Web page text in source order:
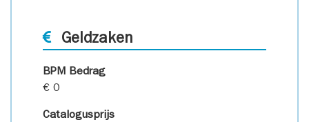
Geldzaken
BPM Bedrag
€ 0
Catalogusprijs